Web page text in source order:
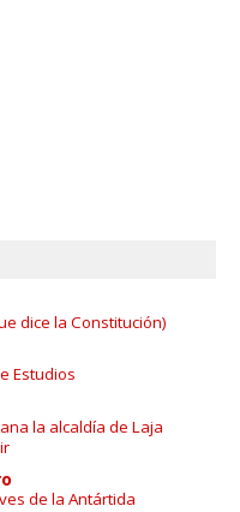
dice la Constitución)
Estudios
la alcaldía de Laja
de la Antártida